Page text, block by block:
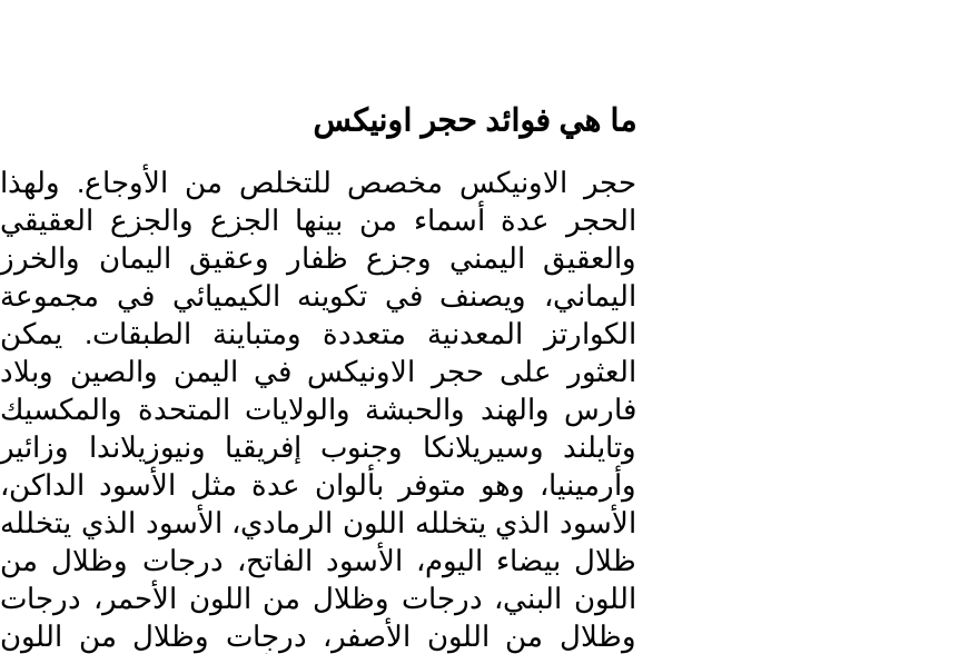
ما هي فوائد حجر اونيكس
حجر الاونيكس مخصص للتخلص من الأوجاع. ولهذا
الحجر عدة أسماء من بينها الجزع والجزع العقيقي
والعقيق اليمني وجزع ظفار وعقيق اليمان والخرز
اليماني، ويصنف في تكوينه الكيميائي في مجموعة
الكوارتز المعدنية متعددة ومتباينة الطبقات. يمكن
العثور على حجر الاونيكس في اليمن والصين وبلاد
فارس والهند والحبشة والولايات المتحدة والمكسيك
وتايلند وسيريلانكا وجنوب إفريقيا ونيوزيلاندا وزائير
وأرمينيا، وهو متوفر بألوان عدة مثل الأسود الداكن،
الأسود الذي يتخلله اللون الرمادي، الأسود الذي يتخلله
ظلال بيضاء اليوم، الأسود الفاتح، درجات وظلال من
اللون البني، درجات وظلال من اللون الأحمر، درجات
وظلال من اللون الأصفر، درجات وظلال من اللون